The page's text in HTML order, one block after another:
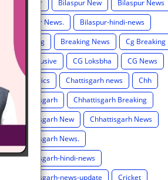
Bilaspur
Bilaspur New
Bilaspur News
Bilaspur News.
Bilaspur-hindi-news
Breaking
Breaking News
Cg Breaking
CG exclusive
CG Loksbha
CG News
CG politics
Chattisgarh news
Chh
Chhattisgarh
Chhattisgarh Breaking
Chhattisgarh New
Chhattisgarh News
Chhattisgarh News.
Chhattisgarh-hindi-news
Chhattisgarh-news-update
Cricket